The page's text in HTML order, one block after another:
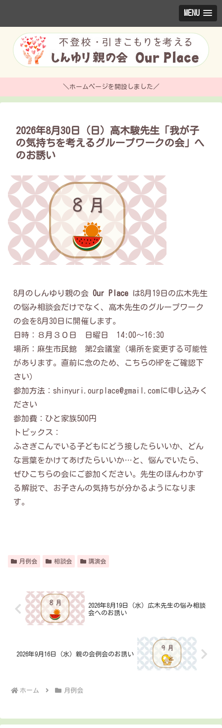
MENU
＼ホームページを開設しました／
2026年8月30日（日）高木駿先生「我が子
の気持ちを考えるグループワークの会」へ
のお誘い
8月のしんゆり親の会 Our Place
は8月19日の広木先生
の悩み相談会だけでなく、高木先生のグループワーク
の会を8月30日に開催します。
日時：８月３０日 日曜日 14:00～16:30
場所：麻生市民館 第2会議室（場所を変更する可能性
があります。直前に念のため、こちらのHPをご確認下
さい）
参加方法：shinyuri.ourplace@gmail.comに申し込みく
ださい
参加費：ひと家族500円
トピックス：
ふさぎこんでいる子どもにどう接したらいいか、どん
な言葉をかけてあげたらいいか…と、悩んでいたら、
ぜひこちらの会にご参加ください。先生のほんわかす
る解説で、お子さんの気持ちが分かるようになりま
す。
月例会 相談会 講演会
2026年8月19日（水）広木先生の悩み相談
会へのお誘い
2026年9月16日（水）親の会例会のお誘い
ホーム 月例会